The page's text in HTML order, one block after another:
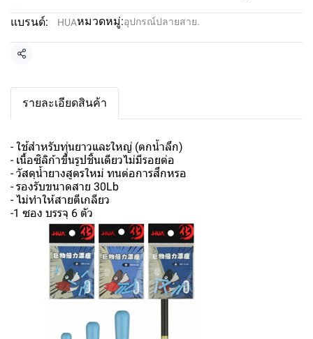
แบรนด์: HUAหมวดหมู่:อุปกรณ์ปลายสาย.
แชร์
รายละเอียดสินค้า
- ใช้สำหรับทุ่นยาวและใหญ่ (ตกน้ำลึก)
- เนื้อซิลิก้าขึ้นรูปชิ้นเดียวไม่มีรอยต่อ
- วัสดุน้ำยางสูตรใหม่ ทนต่อการสึกหรอ
- รองรับขนาดสาย 30Lb
- ไม่ทำให้สายตีเกลียว
-1 ซอง บรรจุ 6 ตัว